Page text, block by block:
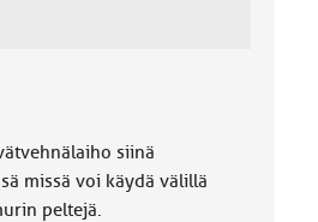
siinä
missä voi käydä välillä
peltejä.